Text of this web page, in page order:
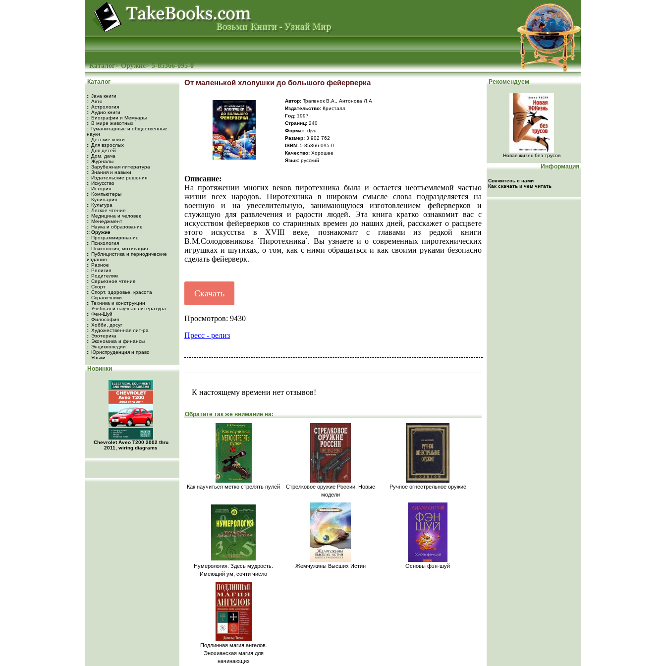
Каталог>Оружие>5-85366-095-0
Каталог
:: Java книги
:: Авто
:: Астрология
:: Аудио книги
:: Биографии и Мемуары
:: В мире животных
:: Гуманитарные и общественные
науки
:: Детские книги
:: Для взрослых
:: Для детей
:: Дом, дача
:: Журналы
:: Зарубежная литература
:: Знания и навыки
:: Издательские решения
:: Искусство
:: История
:: Компьютеры
:: Кулинария
:: Культура
:: Легкое чтение
:: Медицина и человек
:: Менеджмент
:: Наука и образование
:: Оружие
:: Программирование
:: Психология
:: Психология, мотивация
:: Публицистика и периодические
издания
:: Разное
:: Религия
:: Родителям
:: Серьезное чтение
:: Спорт
:: Спорт, здоровье, красота
:: Справочники
:: Техника и конструкции
:: Учебная и научная литература
:: Фен-Шуй
:: Философия
:: Хобби, досуг
:: Художественная лит-ра
:: Эзотерика
:: Экономика и финансы
:: Энциклопедии
:: Юриспруденция и право
:: Языки
Новинки
Chevrolet Aveo Т200 2002 thru
2011, wiring diagrams
От маленькой хлопушки до большого фейерверка
Автор: Трапенок В.А., Антонова Л.А
Издательство: Кристалл
Год: 1997
Cтраниц: 240
Формат: djvu
Размер: 3 902 762
ISBN: 5-85366-095-0
Качество: Хорошее
Язык: русский
Описание:
На протяжении многих веков пиротехника была и остается неотъемлемой частью
жизни всех народов. Пиротехника в широком смысле слова подразделяется на
военную и на увеселительную, занимающуюся изготовлением фейерверков и
служащую для развлечения и радости людей. Эта книга кратко ознакомит вас с
искусством фейерверков со старинных времен до наших дней, расскажет о расцвете
этого искусства в XVIII веке, познакомит с главами из редкой книги
В.М.Солодовникова `Пиротехника`. Вы узнаете и о современных пиротехнических
игрушках и шутихах, о том, как с ними обращаться и как своими руками безопасно
сделать фейерверк.
Скачать
Просмотров: 9430
Пресс - релиз
К настоящему времени нет отзывов!
Обратите так же внимание на:
Как научиться метко стрелять пулей
Стрелковое оружие России. Новые
модели
Ручное огнестрельное оружие
Нумерология. Здесь мудрость.
Имеющий ум, сочти число
Жемчужины Высших Истин Основы фэн-шуй
Подлинная магия ангелов.
Энохианская магия для
начинающих
Рекомендуем
Новая жизнь без трусов
Информация
Свяжитесь с нами
Как скачать и чем читать